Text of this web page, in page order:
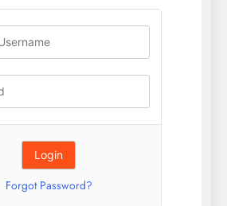
Forgot Password?